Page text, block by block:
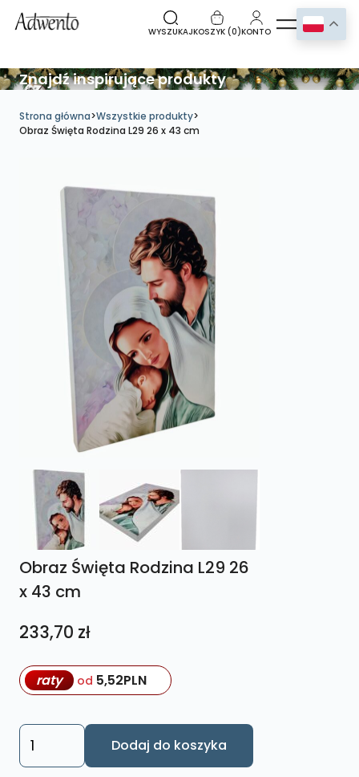
WYSZUKAJKOSZYK (0)KONTO
Znajdź inspirujące produkty
Strona główna>Wszystkie produkty>
Obraz Święta Rodzina L29 26 x 43 cm
Obraz Święta Rodzina L29 26
x 43 cm
233,70 zł
raty od 5,52PLN
ilość
Obraz
Dodaj do koszyka